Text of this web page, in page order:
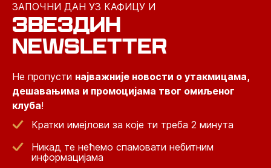
ЗАПОЧНИ ДАН УЗ КАФИЦУ И
ЗВЕЗДИН
NEWSLETTER
Не пропусти најважније новости о утакмицама,
дешавањима и промоцијама твог омиљеног
клуба!
Кратки имејлови за које ти треба 2 минута
Никад те нећемо спамовати небитним
информацијама